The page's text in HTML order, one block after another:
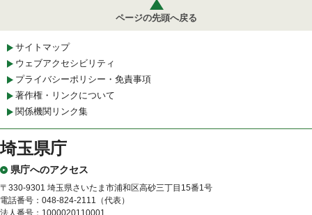
ページの先頭へ戻る
サイトマップ
ウェブアクセシビリティ
プライバシーポリシー・免責事項
著作権・リンクについて
関係機関リンク集
埼玉県庁
県庁へのアクセス
〒330-9301 埼玉県さいたま市浦和区高砂三丁目15番1号
電話番号：048-824-2111（代表）
法人番号：1000020110001